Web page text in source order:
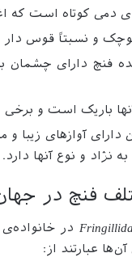
دمی کوتاه است
کوچک و نسبتاً قوس
فنچ دارای چشمان
باریک است و
دارای آوازهای
نژاد و نوع آنها دارد.
فنچ در
در خانواده‌ی
عبارتند از: